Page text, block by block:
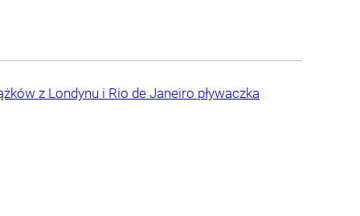
z Londynu i Rio de Janeiro pływaczka